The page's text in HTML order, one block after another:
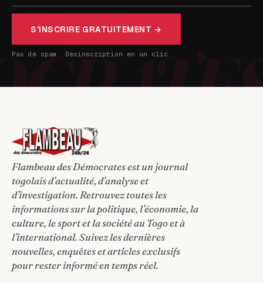
S'INSCRIRE GRATUITEMENT →
Pas de spam. Désinscription en un clic.
Flambeau des Démocrates est un journal
togolais d’actualité, d’analyse et
d’investigation. Retrouvez toutes les
informations sur la politique, l’économie, la
culture, le sport et la société au Togo et à
l’international. Suivez les dernières
nouvelles, enquêtes et articles exclusifs
pour rester informé en temps réel.